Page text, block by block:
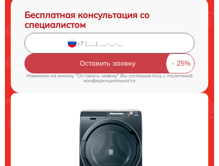
Бесплатная консультация со
специалистом
Оставить заявку
Нажимая на кнопку "Оставить заявку" Вы соглашаетесь cполитикой
конфиденциальности